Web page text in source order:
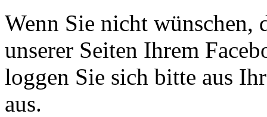
Wenn Sie nicht wünschen,
unserer Seiten Ihrem
loggen Sie sich bitte aus
aus.